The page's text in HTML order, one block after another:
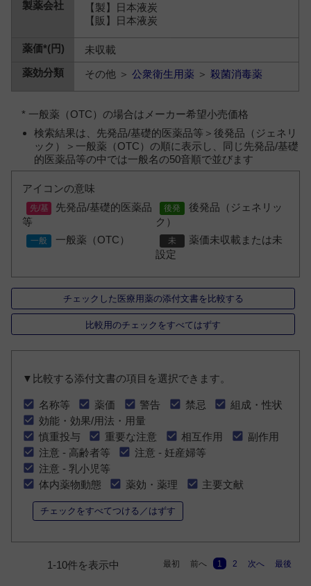
【製】日本液炭
【販】日本液炭
未収載
その他 ＞公衆衛生用薬 ＞ 殺菌消毒薬
* 一般薬（OTC）の場合はメーカー希望小売価格
検索結果は、先発品/基礎的医薬品等＞後発品（ジェネリ
ック）＞一般薬（OTC）の順に表示し、同じ先発品/基礎
的医薬品等の中では一般名の50音順で並びます
アイコンの意味
先発品/基礎的医薬品
等
後発品（ジェネリッ
ク）
一般薬（OTC）
薬価未収載または未
設定
チェックした医療用薬の添付文書を比較する
比較用のチェックをすべてはずす
▼比較する添付文書の項目を選択できます。
名称等 薬価 警告 禁忌
組成・性状
効能・効果/用法・用量
慎重投与
重要な注意 相互作用
副作用
注意 - 高齢者等
注意 - 妊産婦等
注意 - 乳小児等
体内薬物動態
薬効・薬理 主要文献
チェックをすべてつける／はずす
1-10件を表示中 最初 前へ 1 2 次へ 最後